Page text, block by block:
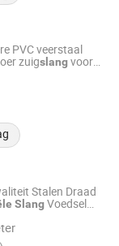
PVC veerstaal
zuigslangvoor
scheepswerf
Stalen Draad
SlangVoedsel